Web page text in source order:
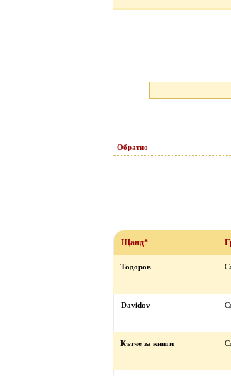
Обратно
Щанд*
Тодоров
Davidov
Кътче за книги